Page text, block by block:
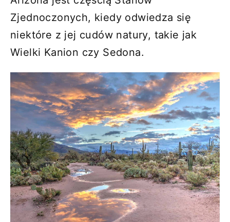
Zjednoczonych, kiedy odwiedza się
niektóre z jej cudów natury, takie jak
Wielki Kanion czy Sedona.